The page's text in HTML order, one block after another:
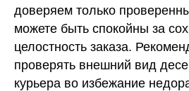
доверяем только
можете быть спокойны за
целостность заказа.
проверять внешний вид
курьера во избежание